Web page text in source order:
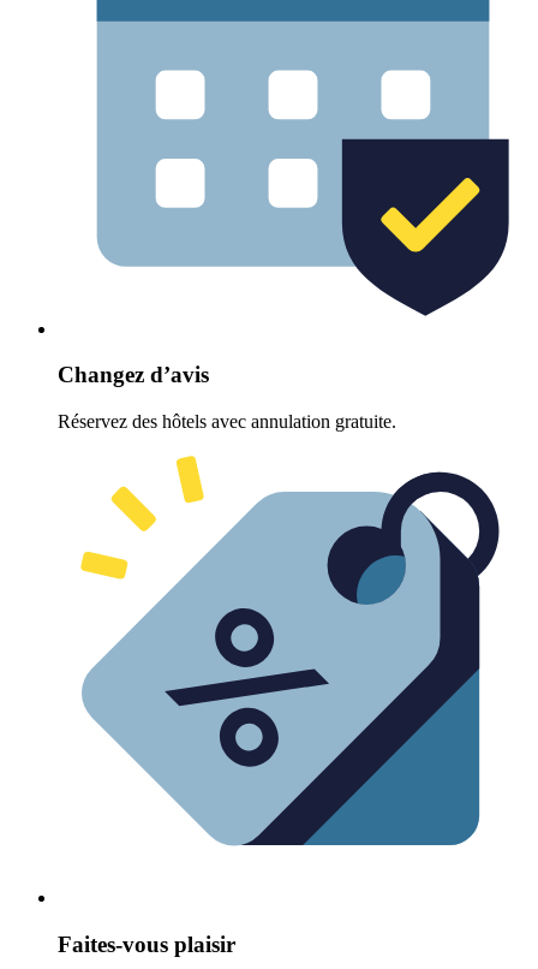
Changez d’avis
Réservez des hôtels avec annulation gratuite.
Faites-vous plaisir